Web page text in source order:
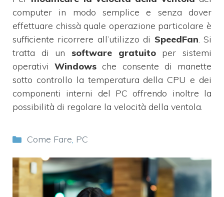
computer in modo semplice e senza dover
effettuare chissà quale operazione particolare è
sufficiente ricorrere all’utilizzo di SpeedFan. Si
tratta di un software gratuitoper sistemi
operativiWindows che consente di manette
sotto controllo la temperatura della CPU e dei
componenti interni del PC offrendo inoltre la
possibilità di regolare la velocità della ventola.
Categorie
Come Fare, PC